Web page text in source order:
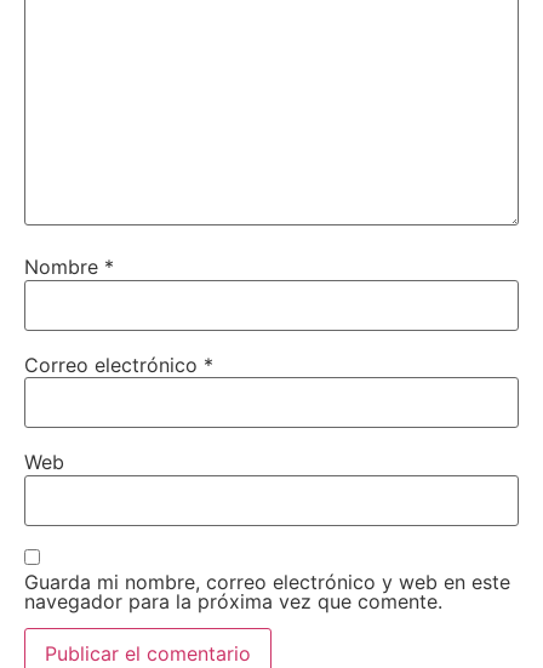
Nombre *
Correo electrónico *
Web
Guarda mi nombre, correo electrónico y web en este
navegador para la próxima vez que comente.